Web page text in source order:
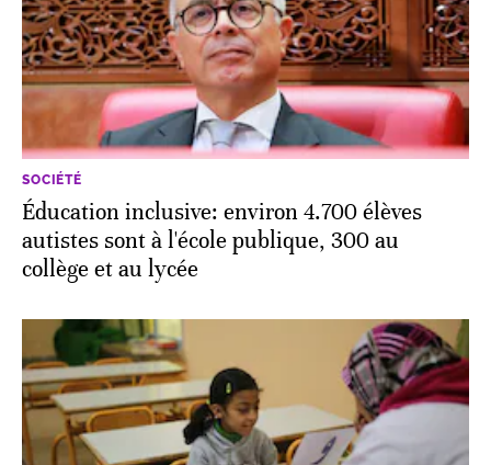
SOCIÉTÉ
Éducation inclusive: environ 4.700 élèves
autistes sont à l'école publique, 300 au
collège et au lycée